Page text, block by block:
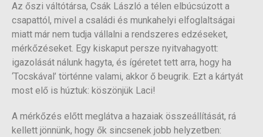
Az őszi váltótársa, Csák László a télen elbúcsúzott a
csapattól, mivel a családi és munkahelyi elfoglaltságai
miatt már nem tudja vállalni a rendszeres edzéseket,
mérkőzéseket. Egy kiskaput persze nyitvahagyott:
igazolását nálunk hagyta, és ígéretet tett arra, hogy ha
‘Tocskával’ történne valami, akkor ő beugrik. Ezt a kártyát
most elő is húztuk: köszönjük Laci!
A mérkőzés előtt meglátva a hazaiak összeállítását, rá
kellett jönnünk, hogy ők sincsenek jobb helyzetben: